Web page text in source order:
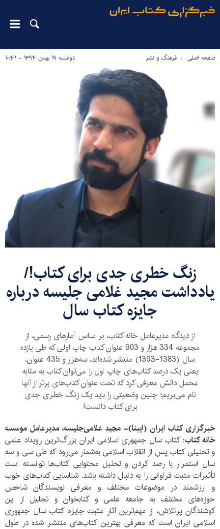
صفحه اصلی فرهنگ و نشر دوشنبه ۱۹ بهمن ۱۳۹۴ - ۱۰:۴۱
زنگ خطری جدی برای کتاب!/
یادداشت مجید غلامی جلیسه درباره
جایزه کتاب سال
از دیدگاه مدیرعامل خانه کتاب، بر اساس آمارهای رسمی، از
مجموعه 334 هزار و 903 عنوان کتاب چاپ اولی که طی یازده
سال (1383-1393) منتشر شده‌اند، سه‌هزار و 435 عنوان،
یعنی یک درصد کتاب‌های‌ چاپ اول را می‌توان کتاب به مثابه
محمل دانش معرفی کرد که تحت عنوان کتاب‌های برتر از آنها
نام می‌بریم؛ چنین وضعیتی را باید یک زنگ خطری جدی
برای کتاب دانست!
خبرگزاری کتاب ایران (ایبنا)- مجید غلامی‌جلیسه، مدیرعامل موسسه
خانه کتاب:کتاب سال جمهوری اسلامی ایران بزرگ‌ترین رویداد علمی
و تحلیلی کتاب پس از انقلاب اسلامی به‌شمار می‌رود که طی سی و سه
سال استمرار با رصد کردن و تحلیل محتوایی کتاب‌ها توانسته است
تأثیرات مثبت فراوانی را به دنبال داشته باشد. شناسایی کتاب‌های خوب
و ارزشمند در موضوعات مختلف و معرفی نویسندگان شاخص
حوزه‌های مختلف به جامعه علمی و کتابخوان و تجلیل از این
کوشندگان پرتلاش، از مهم‌ترین آثار مثبت جایزه کتاب سال جمهوری
اسلامی ایران است که معرفی بهترین کتاب‌های منتشر شده در طول